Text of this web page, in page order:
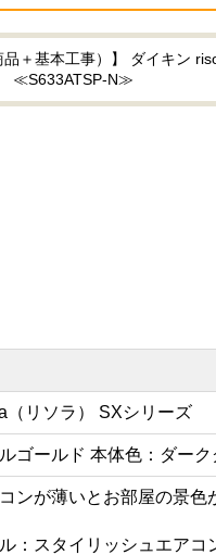
品＋基本工事）】 ダイキン
≪S633ATSP-N≫
（リソラ） SXシリーズ
ゴールド 本体色：ダー
ンが薄いとお部屋の景
：スタイリッシュエアコ